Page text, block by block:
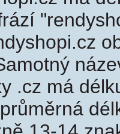
.cz má